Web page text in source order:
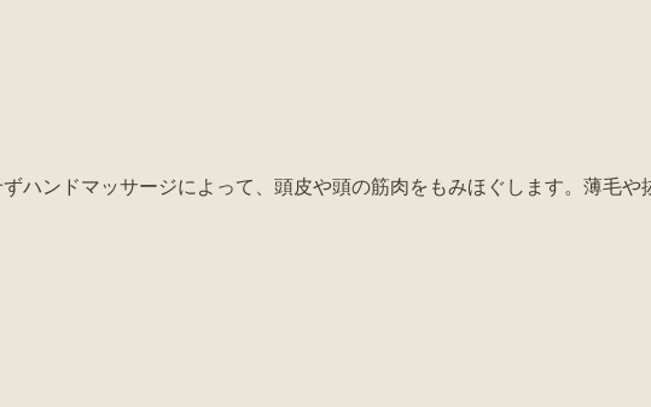
ハンドマッサージによって、頭皮や頭の筋肉をもみほぐします。薄毛